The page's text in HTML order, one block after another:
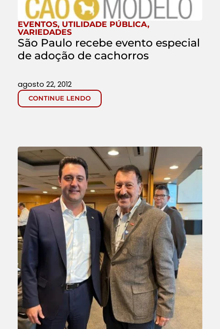
EVENTOS, UTILIDADE PÚBLICA,
VARIEDADES
São Paulo recebe evento especial
de adoção de cachorros
CONTINUE LENDO
agosto 22, 2012